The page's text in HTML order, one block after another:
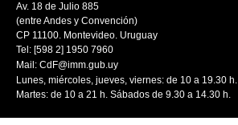
Av. 18 de Julio 885
(entre Andes y Convención)
CP 11100. Montevideo. Uruguay
Tel: [598 2] 1950 7960
Mail: CdF@imm.gub.uy
Lunes, miércoles, jueves, viernes: de 10 a 19.30 h.
Martes: de 10 a 21 h. Sábados de 9.30 a 14.30 h.